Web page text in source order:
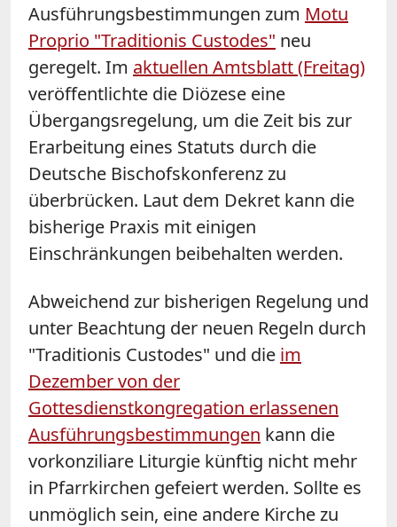
Ausführungsbestimmungen zum Motu
Proprio "Traditionis Custodes" neu
geregelt. Im aktuellen Amtsblatt (Freitag)
veröffentlichte die Diözese eine
Übergangsregelung, um die Zeit bis zur
Erarbeitung eines Statuts durch die
Deutsche Bischofskonferenz zu
überbrücken. Laut dem Dekret kann die
bisherige Praxis mit einigen
Einschränkungen beibehalten werden.
Abweichend zur bisherigen Regelung und
unter Beachtung der neuen Regeln durch
"Traditionis Custodes" und die im
Dezember von der
Gottesdienstkongregation erlassenen
Ausführungsbestimmungen kann die
vorkonziliare Liturgie künftig nicht mehr
in Pfarrkirchen gefeiert werden. Sollte es
unmöglich sein, eine andere Kirche zu